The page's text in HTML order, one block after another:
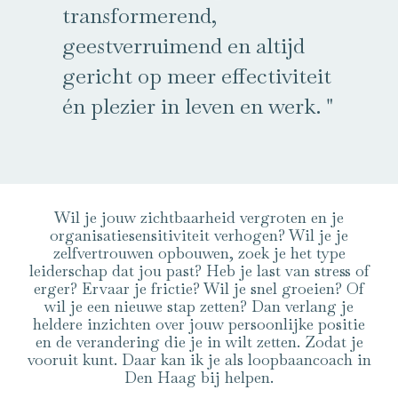
transformerend,
geestverruimend en altijd
gericht op meer effectiviteit
én plezier in leven en werk. "
Wil je jouw zichtbaarheid vergroten en je
organisatiesensitiviteit verhogen? Wil je je
zelfvertrouwen opbouwen, zoek je het type
leiderschap dat jou past? Heb je last van stress of
erger? Ervaar je frictie? Wil je snel groeien? Of
wil je een nieuwe stap zetten? Dan verlang je
heldere inzichten over jouw persoonlijke positie
en de verandering die je in wilt zetten. Zodat je
vooruit kunt. Daar kan ik je als loopbaancoach in
Den Haag bij helpen.